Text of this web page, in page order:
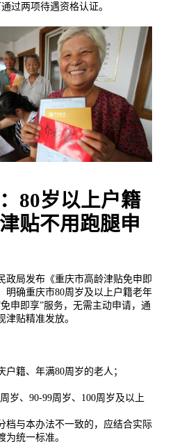
过两项待遇资格认证。
80岁以上户籍
贴不用跑腿申
政局发布《重庆市高龄津贴免申即
明确重庆市80周岁及以上户籍老年
申即享”服务，无需主动申请，通
津贴精准发放。
户籍、年满80周岁的老人；
岁、90-99周岁、100周岁及以上
档与本办法不一致的，应结合实际
为统一标准。